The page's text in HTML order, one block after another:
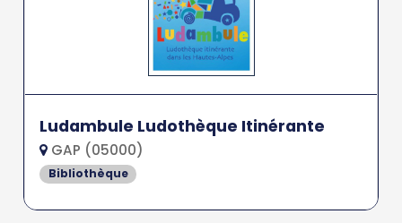
Ludambule Ludothèque Itinérante
GAP (05000)
Bibliothèque